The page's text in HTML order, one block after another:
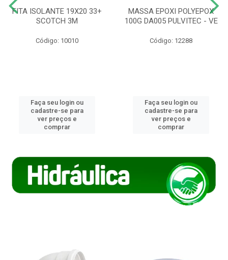
FITA ISOLANTE 19X20 33+
SCOTCH 3M
Código: 10010
Faça seu login ou
cadastre-se para
ver preços e
comprar
MASSA EPOXI POLYEPOX
100G DA005 PULVITEC - VE
Código: 12288
Faça seu login ou
cadastre-se para
ver preços e
comprar